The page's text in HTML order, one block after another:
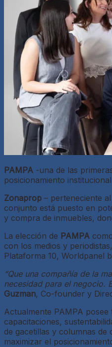
PAMPA -una de las
posicionamiento
Zonaprop – perteneciente
conjunto está puesto en
y compra de inmuebles,
La elección de PAMPA
con los medios y
Plataforma 10, Worldpanel
“Que una compañía de la
necesidad para el negocio.
Guzman, Co-founder y
Actualmente PAMPA posee
capacitaciones,
de gacetillas y columnas
maximizar el